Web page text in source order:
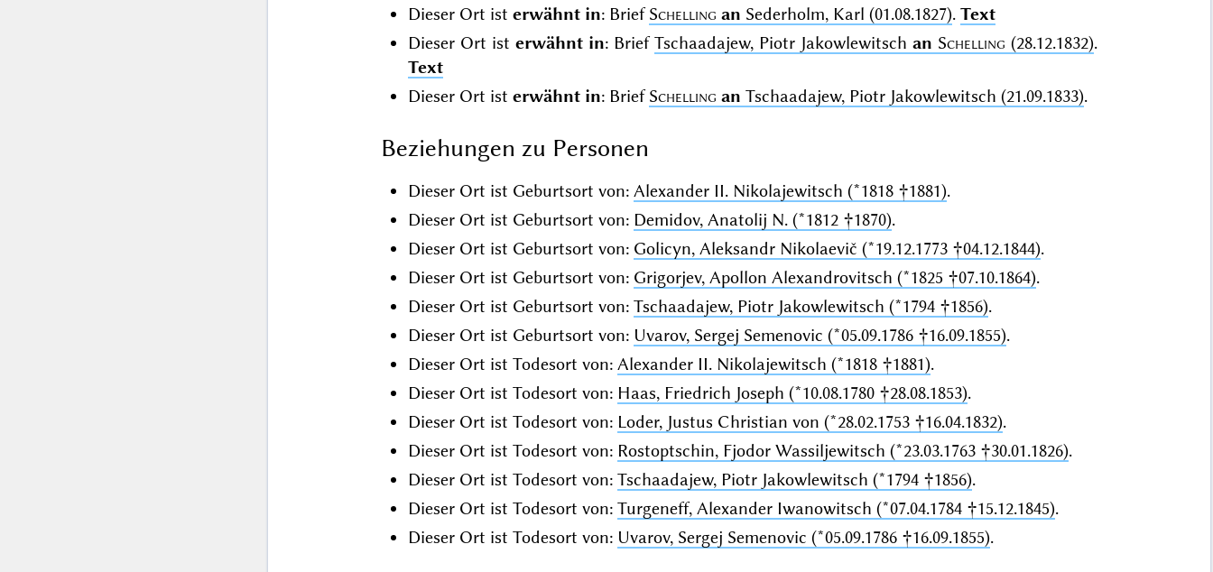
Dieser Ort ist erwähnt in: BriefSchelling an Sederholm, Karl (01.08.1827). Text
Dieser Ort ist erwähnt in: BriefTschaadajew, Piotr Jakowlewitsch an Schelling (28.12.1832).
Text
Dieser Ort ist erwähnt in: BriefSchelling an Tschaadajew, Piotr Jakowlewitsch (21.09.1833).
Beziehungen zu Personen
Dieser Ort ist Geburtsort von: Alexander II. Nikolajewitsch (*1818 †1881).
Dieser Ort ist Geburtsort von: Demidov, Anatolij N. (*1812 †1870).
Dieser Ort ist Geburtsort von: Golicyn, Aleksandr Nikolaevič (*19.12.1773 †04.12.1844).
Dieser Ort ist Geburtsort von: Grigorjev, Apollon Alexandrovitsch (*1825 †07.10.1864).
Dieser Ort ist Geburtsort von: Tschaadajew, Piotr Jakowlewitsch (*1794 †1856).
Dieser Ort ist Geburtsort von: Uvarov, Sergej Semenovic (*05.09.1786 †16.09.1855).
Dieser Ort ist Todesort von: Alexander II. Nikolajewitsch (*1818 †1881).
Dieser Ort ist Todesort von: Haas, Friedrich Joseph (*10.08.1780 †28.08.1853).
Dieser Ort ist Todesort von: Loder, Justus Christian von (*28.02.1753 †16.04.1832).
Dieser Ort ist Todesort von: Rostoptschin, Fjodor Wassiljewitsch (*23.03.1763 †30.01.1826).
Dieser Ort ist Todesort von: Tschaadajew, Piotr Jakowlewitsch (*1794 †1856).
Dieser Ort ist Todesort von: Turgeneff, Alexander Iwanowitsch (*07.04.1784 †15.12.1845).
Dieser Ort ist Todesort von: Uvarov, Sergej Semenovic (*05.09.1786 †16.09.1855).